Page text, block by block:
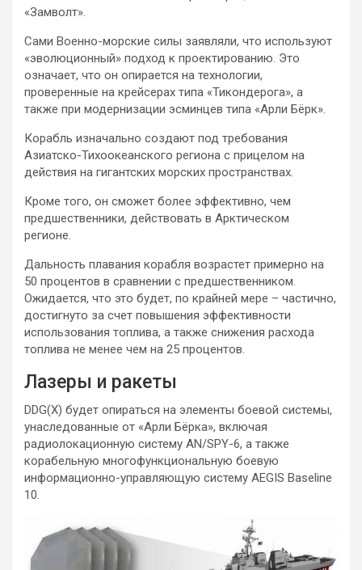
«Замволт».
Сами Военно-морские силы заявляли, что используют
«эволюционный» подход к проектированию. Это
означает, что он опирается на технологии,
проверенные на крейсерах типа «Тикондерога», а
также при модернизации эсминцев типа «Арли Бёрк».
Корабль изначально создают под требования
Азиатско-Тихоокеанского региона с прицелом на
действия на гигантских морских пространствах.
Кроме того, он сможет более эффективно, чем
предшественники, действовать в Арктическом
регионе.
Дальность плавания корабля возрастет примерно на
50 процентов в сравнении с предшественником.
Ожидается, что это будет, по крайней мере – частично,
достигнуто за счет повышения эффективности
использования топлива, а также снижения расхода
топлива не менее чем на 25 процентов.
Лазеры и ракеты
DDG(X) будет опираться на элементы боевой системы,
унаследованные от «Арли Бёрка», включая
радиолокационную систему AN/SPY-6, а также
корабельную многофункциональную боевую
информационно-управляющую систему AEGIS Baseline
10.